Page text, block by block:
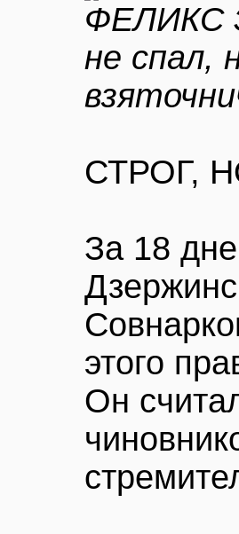
ФЕЛИКС
не спал,
СТРОГ,
За 18
этого
Он